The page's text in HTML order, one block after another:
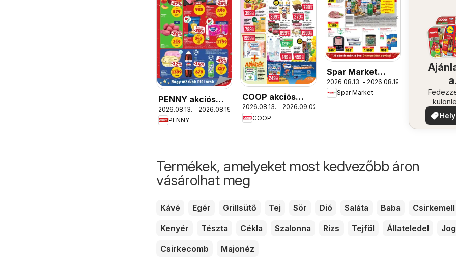
PENNY akciós
újság
2026.08.13. - 2026.08.19.
PENNY
COOP akciós
újság
2026.08.13. - 2026.09.02.
COOP
Spar Market
akciós újság
2026.08.13. - 2026.08.19.
Spar Market
a
Termékek, amelyeket most kedvezőbb áron
vásárolhat meg
Kávé Egér Grillsütő Tej Sör Dió Saláta Baba
Csirkemell
Kenyér
Tészta Cékla Szalonna Rizs Tejföl Állateledel
Csirkecomb
Majonéz